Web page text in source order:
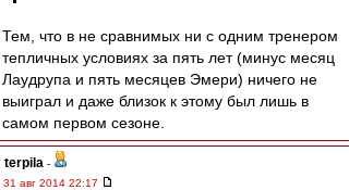
Тем, что в не сравнимых ни с одним тренером
тепличных условиях за пять лет (минус месяц
Лаудрупа и пять месяцев Эмери) ничего не
выиграл и даже близок к этому был лишь в
самом первом сезоне.
terpila -
31 авг 2014 22:17